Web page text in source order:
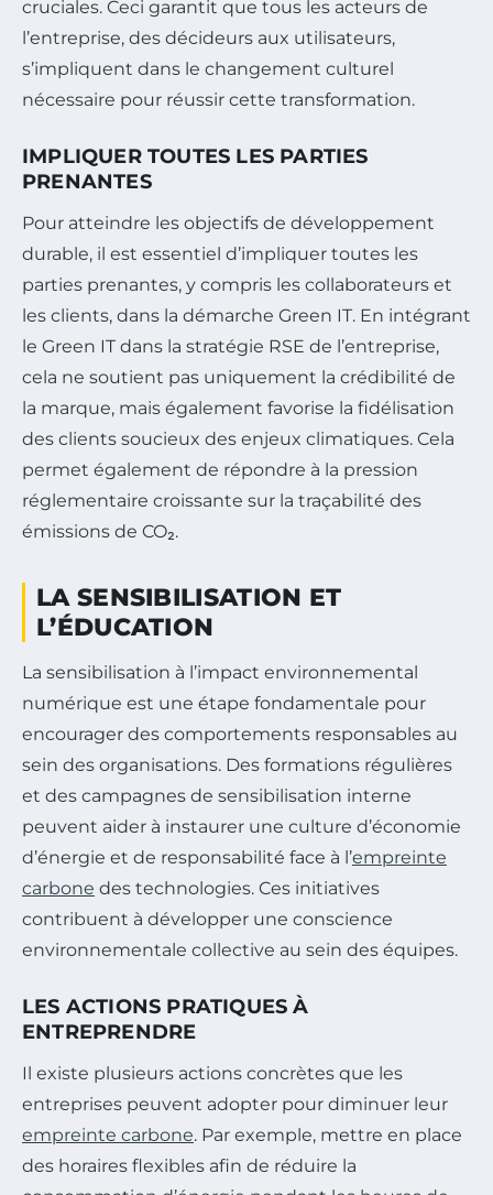
cruciales. Ceci garantit que tous les acteurs de
l’entreprise, des décideurs aux utilisateurs,
s’impliquent dans le changement culturel
nécessaire pour réussir cette transformation.
IMPLIQUER TOUTES LES PARTIES
PRENANTES
Pour atteindre les objectifs de développement
durable, il est essentiel d’impliquer toutes les
parties prenantes, y compris les collaborateurs et
les clients, dans la démarche Green IT. En intégrant
le Green IT dans la stratégie RSE de l’entreprise,
cela ne soutient pas uniquement la crédibilité de
la marque, mais également favorise la fidélisation
des clients soucieux des enjeux climatiques. Cela
permet également de répondre à la pression
réglementaire croissante sur la traçabilité des
émissions de CO₂.
LA SENSIBILISATION ET
L’ÉDUCATION
La sensibilisation à l’impact environnemental
numérique est une étape fondamentale pour
encourager des comportements responsables au
sein des organisations. Des formations régulières
et des campagnes de sensibilisation interne
peuvent aider à instaurer une culture d’économie
d’énergie et de responsabilité face à l’empreinte
carbone des technologies. Ces initiatives
contribuent à développer une conscience
environnementale collective au sein des équipes.
LES ACTIONS PRATIQUES À
ENTREPRENDRE
Il existe plusieurs actions concrètes que les
entreprises peuvent adopter pour diminuer leur
empreinte carbone. Par exemple, mettre en place
des horaires flexibles afin de réduire la